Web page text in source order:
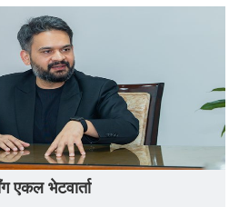
एकल भेटवार्ता